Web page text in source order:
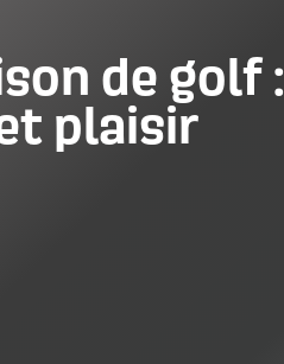
de golf :
plaisir